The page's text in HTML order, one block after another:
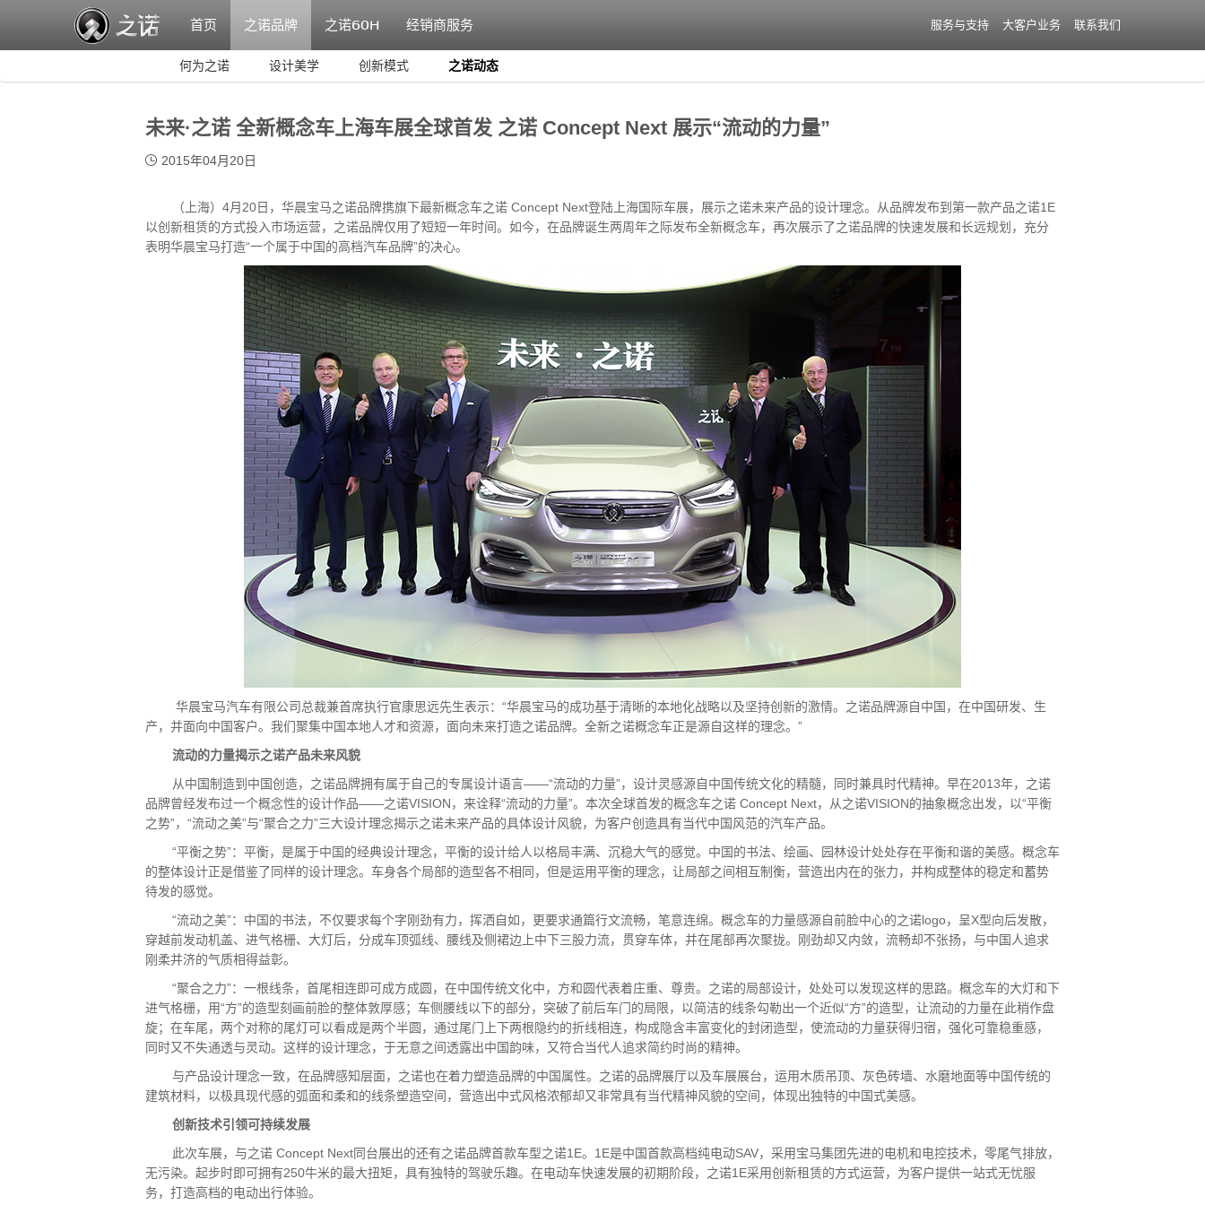
首页 之诺品牌
何为之诺 设计美学 创新模式 之诺动态
之诺60H 经销商服务 服务与支持 大客户业务 联系我们
未来·之诺 全新概念车上海车展全球首发 之诺 Concept Next 展示“流动的力量”
2015年04月20日
（上海）4月20日，华晨宝马之诺品牌携旗下最新概念车之诺 Concept Next登陆上海国际车展，展示之诺未来产品的设计理念。从品牌发布到第一款产品之诺1E
以创新租赁的方式投入市场运营，之诺品牌仅用了短短一年时间。如今，在品牌诞生两周年之际发布全新概念车，再次展示了之诺品牌的快速发展和长远规划，充分
表明华晨宝马打造“一个属于中国的高档汽车品牌”的决心。
华晨宝马汽车有限公司总裁兼首席执行官康思远先生表示：“华晨宝马的成功基于清晰的本地化战略以及坚持创新的激情。之诺品牌源自中国，在中国研发、生
产，并面向中国客户。我们聚集中国本地人才和资源，面向未来打造之诺品牌。全新之诺概念车正是源自这样的理念。”
流动的力量揭示之诺产品未来风貌
从中国制造到中国创造，之诺品牌拥有属于自己的专属设计语言——“流动的力量”，设计灵感源自中国传统文化的精髓，同时兼具时代精神。早在2013年，之诺
品牌曾经发布过一个概念性的设计作品——之诺VISION，来诠释“流动的力量”。本次全球首发的概念车之诺 Concept Next，从之诺VISION的抽象概念出发，以“平衡
之势”，“流动之美”与“聚合之力”三大设计理念揭示之诺未来产品的具体设计风貌，为客户创造具有当代中国风范的汽车产品。
“平衡之势”：平衡，是属于中国的经典设计理念，平衡的设计给人以格局丰满、沉稳大气的感觉。中国的书法、绘画、园林设计处处存在平衡和谐的美感。概念车
的整体设计正是借鉴了同样的设计理念。车身各个局部的造型各不相同，但是运用平衡的理念，让局部之间相互制衡，营造出内在的张力，并构成整体的稳定和蓄势
待发的感觉。
“流动之美”：中国的书法，不仅要求每个字刚劲有力，挥洒自如，更要求通篇行文流畅，笔意连绵。概念车的力量感源自前脸中心的之诺logo，呈X型向后发散，
穿越前发动机盖、进气格栅、大灯后，分成车顶弧线、腰线及侧裙边上中下三股力流，贯穿车体，并在尾部再次聚拢。刚劲却又内敛，流畅却不张扬，与中国人追求
刚柔并济的气质相得益彰。
“聚合之力”：一根线条，首尾相连即可成方成圆，在中国传统文化中，方和圆代表着庄重、尊贵。之诺的局部设计，处处可以发现这样的思路。概念车的大灯和下
进气格栅，用“方”的造型刻画前脸的整体敦厚感；车侧腰线以下的部分，突破了前后车门的局限，以简洁的线条勾勒出一个近似“方”的造型，让流动的力量在此稍作盘
旋；在车尾，两个对称的尾灯可以看成是两个半圆，通过尾门上下两根隐约的折线相连，构成隐含丰富变化的封闭造型，使流动的力量获得归宿，强化可靠稳重感，
同时又不失通透与灵动。这样的设计理念，于无意之间透露出中国韵味，又符合当代人追求简约时尚的精神。
与产品设计理念一致，在品牌感知层面，之诺也在着力塑造品牌的中国属性。之诺的品牌展厅以及车展展台，运用木质吊顶、灰色砖墙、水磨地面等中国传统的
建筑材料，以极具现代感的弧面和柔和的线条塑造空间，营造出中式风格浓郁却又非常具有当代精神风貌的空间，体现出独特的中国式美感。
创新技术引领可持续发展
此次车展，与之诺 Concept Next同台展出的还有之诺品牌首款车型之诺1E。1E是中国首款高档纯电动SAV，采用宝马集团先进的电机和电控技术，零尾气排放，
无污染。起步时即可拥有250牛米的最大扭矩，具有独特的驾驶乐趣。在电动车快速发展的初期阶段，之诺1E采用创新租赁的方式运营，为客户提供一站式无忧服
务，打造高档的电动出行体验。